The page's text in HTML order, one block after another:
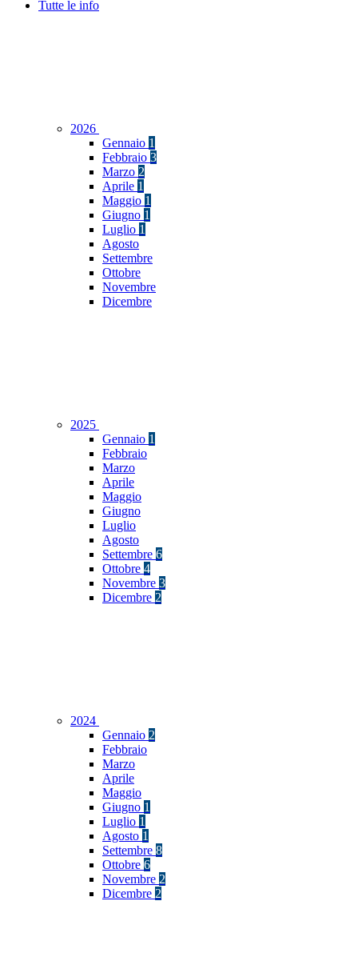
Tutte le info
2026
Gennaio 1
Febbraio 3
Marzo 2
Aprile 1
Maggio 1
Giugno 1
Luglio 1
Agosto
Settembre
Ottobre
Novembre
Dicembre
2025
Gennaio 1
Febbraio
Marzo
Aprile
Maggio
Giugno
Luglio
Agosto
Settembre 6
Ottobre 4
Novembre 3
Dicembre 2
2024
Gennaio 2
Febbraio
Marzo
Aprile
Maggio
Giugno 1
Luglio 1
Agosto 1
Settembre 8
Ottobre 6
Novembre 2
Dicembre 2